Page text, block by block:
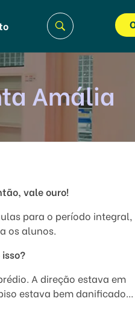
Amália
vale ouro!
para o período integral,
os alunos.
A direção estava em
estava bem danificado…